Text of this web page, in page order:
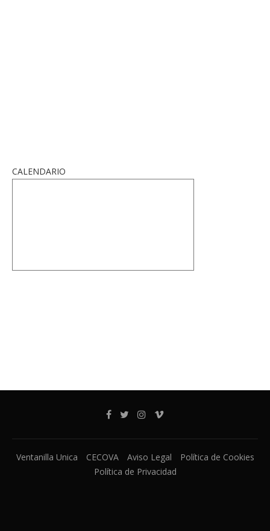
CALENDARIO
Ventanilla Unica CECOVA Aviso Legal
Política de Cookies
Política de Privacidad